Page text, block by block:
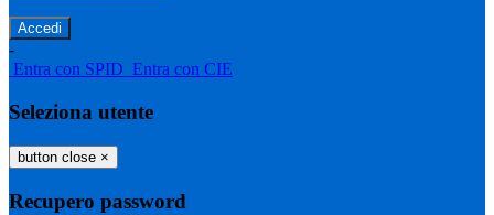
-
Entra con SPID Entra con CIE
Seleziona utente
button close ×
Recupero password